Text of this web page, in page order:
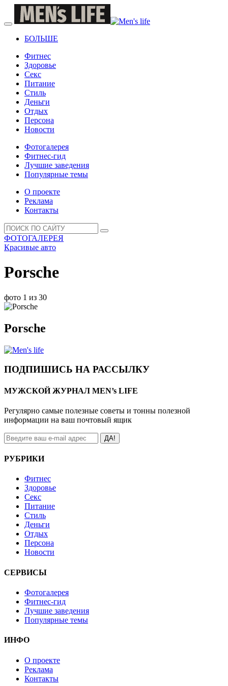
БОЛЬШЕ
Фитнес
Здоровье
Секс
Питание
Стиль
Деньги
Отдых
Персона
Новости
Фотогалерея
Фитнес-гид
Лучшие заведения
Популярные темы
О проекте
Реклама
Контакты
ФОТОГАЛЕРЕЯ
Красивые авто
Porsche
фото 1 из 30
Porsche
ПОДПИШИСЬ НА РАССЫЛКУ
МУЖСКОЙ ЖУРНАЛ MEN’s LIFE
Регулярно самые полезные советы и тонны полезной
информации на ваш почтовый ящик
ДА!
РУБРИКИ
Фитнес
Здоровье
Секс
Питание
Стиль
Деньги
Отдых
Персона
Новости
СЕРВИСЫ
Фотогалерея
Фитнес-гид
Лучшие заведения
Популярные темы
ИНФО
О проекте
Реклама
Контакты